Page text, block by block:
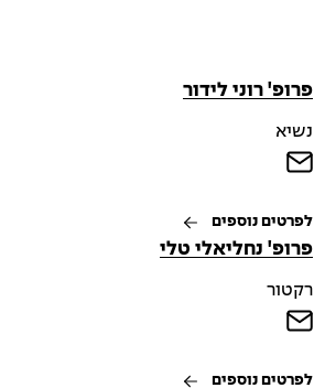
פרופ' רוני לידור
נשיא
לפרטים נוספים
פרופ' נחליאלי טלי
רקטור
לפרטים נוספים